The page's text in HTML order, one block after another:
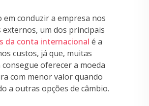
em conduzir a empresa nos
externos, um dos principais
da conta internacional é a
custos, já que, muitas
consegue oferecer a moeda
com menor valor quando
a outras opções de câmbio.